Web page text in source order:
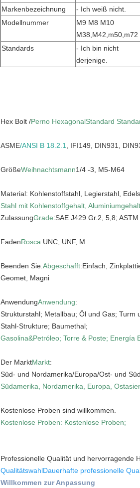
Markenbezeichnung
- Ich weiß nicht.
Modellnummer
M9 M8 M10
M38,M42,m50,m72
Standards
- Ich bin nicht
derjenige.
Hex Bolt /Perno HexagonalStandard
ASME/ANSI B 18.2.1 , IFI149, DIN931,
GrößeWeihnachtsmann1/4 -3, M5-M64
Material: Kohlenstoffstahl, Legierstahl,
Stahl mit Kohlenstoffgehalt,
ZulassungGrade:SAE J429 Gr.2, 5,8;
FadenRosca:UNC, UNF, M
Beenden Sie. Abgeschafft:Einfach,
Geomet, Magni
AnwendungAnwendung:
Strukturstahl; Metallbau; Öl und Gas; Turm
Stahl-Strukture; Baumethal;
Gasolina&Petróleo; Torre & Poste; Energía
Der MarktMarkt:
Süd- und Nordamerika/Europa/Ost- und
Südamerika, Nordamerika, Europa,
Kostenlose Proben sind willkommen.
Kostenlose Proben: Kostenlose Proben;
Professionelle Qualität und hervorragende
QualitätswahlDauerhafte professionelle
Willkommen zur Anpassung